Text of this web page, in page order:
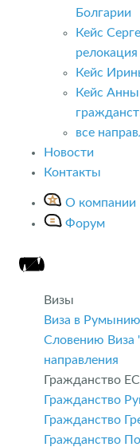
Болгарии
Кейс
Кейс
Кейс Анны
все
Новости
Контакты
О компании
Форум
Визы
Виза в Румынию
Словению Виза
направления
Гражданство ЕС
Гражданство
Гражданство
Гражданство